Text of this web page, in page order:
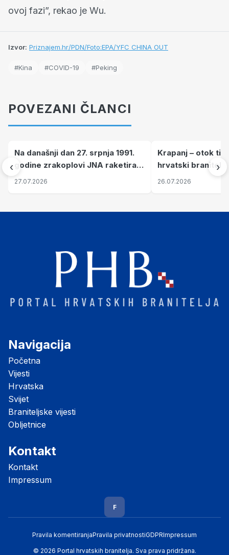
ovoj fazi”, rekao je Wu.
Izvor: Priznajem.hr/PDN/Foto:EPA/YFC CHINA OUT
#Kina #COVID-19 #Peking
POVEZANI ČLANCI
‹
Na današnji dan 27. srpnja 1991.
godine zrakoplovi JNA raketirali
su vojarnu i obučni centar "Nikola
27.07.2026
Krapanj – otok
hrvatski branitelji
pronalaze mir
26.07.2026
›
Navigacija
Početna
Vijesti
Hrvatska
Svijet
Braniteljske vijesti
Obljetnice
Kontakt
Kontakt
Impressum
F
Pravila komentiranjaPravila privatnostiGDPRImpressum
© 2026 Portal hrvatskih branitelja. Sva prava pridržana.